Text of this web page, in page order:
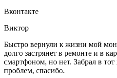
Вконтакте
Виктор
Быстро вернули к жизни мой
долго застрянет в ремонте и в
смартфоном, но нет. Забрал в тот
проблем, спасибо.